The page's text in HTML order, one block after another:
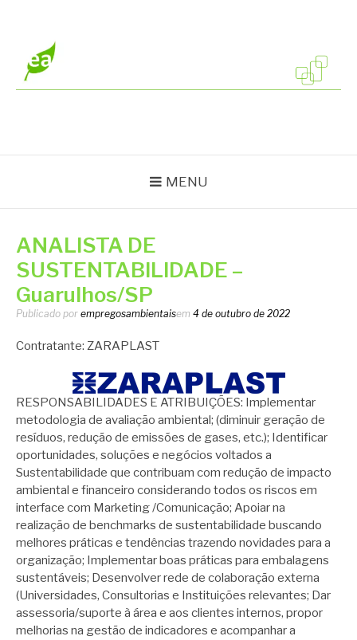
conteúdo
MENU
ANALISTA DE
SUSTENTABILIDADE –
Guarulhos/SP
Publicado por empregosambientaisem 4 de outubro de 2022
Contratante: ZARAPLAST
RESPONSABILIDADES E ATRIBUIÇÕES: Implementar
metodologia de avaliação ambiental; (diminuir geração de
resíduos, redução de emissões de gases, etc.); Identificar
oportunidades, soluções e negócios voltados a
Sustentabilidade que contribuam com redução de impacto
ambiental e financeiro considerando todos os riscos em
interface com Marketing /Comunicação; Apoiar na
realização de benchmarks de sustentabilidade buscando
melhores práticas e tendências trazendo novidades para a
organização; Implementar boas práticas para embalagens
sustentáveis; Desenvolver rede de colaboração externa
(Universidades, Consultorias e Instituições relevantes; Dar
assessoria/suporte à área e aos clientes internos, propor
melhorias na gestão de indicadores e acompanhar a